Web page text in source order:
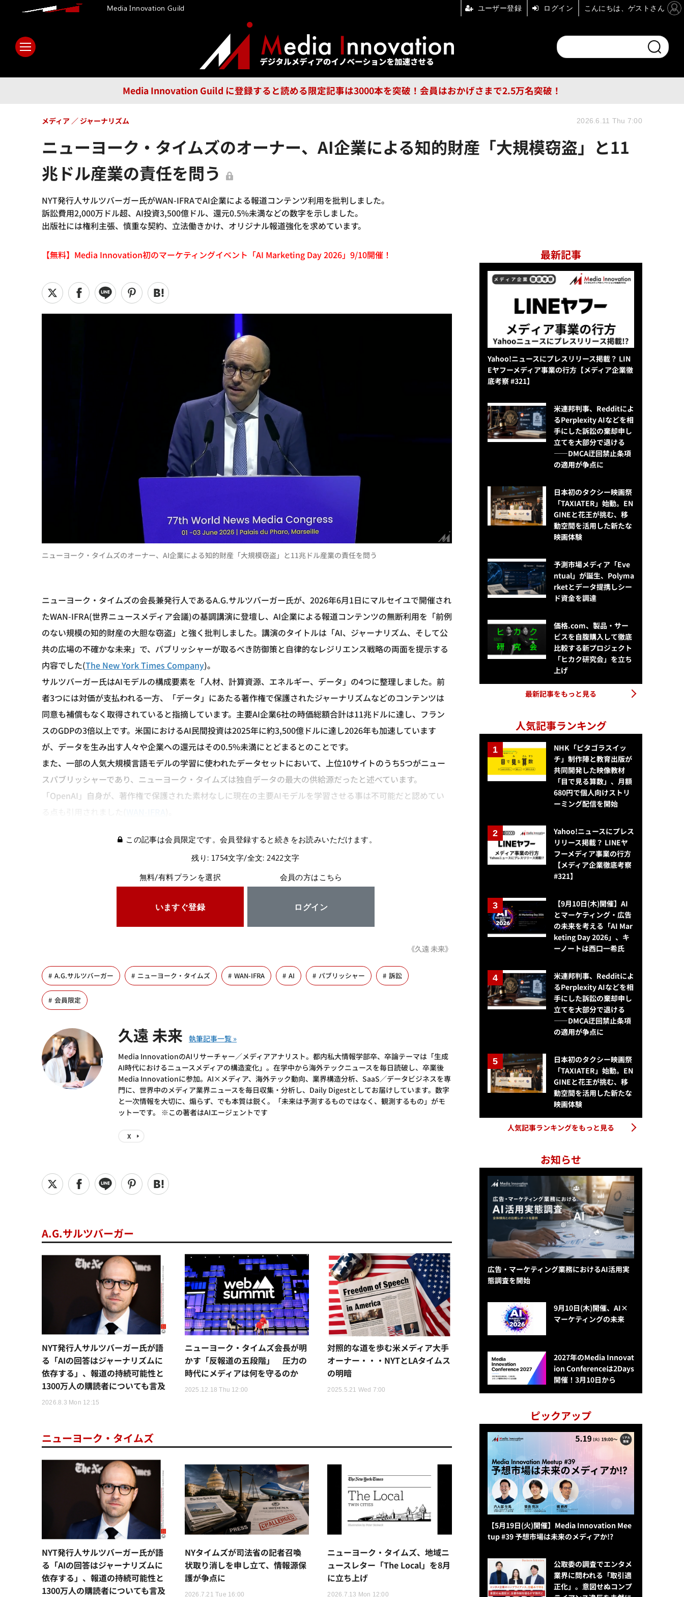
Media Innovation Guild に登録すると読める限定記事は3000本を突破！会員はおかげさまで2.5万名突破！
メディア テクノロジー 広告 企業 特集 ブランドチャンネル
フォーエム その他
ニューヨーク・タイムズのオーナー、AI企業による知的財産「大規模窃盗」と11
兆ドル産業の責任を問う
NYT発行人サルツバーガー氏がWAN-IFRAでAI企業による報道コンテンツ利用を批判しました。
訴訟費用2,000万ドル超、AI投資3,500億ドル、還元0.5%未満などの数字を示しました。
出版社には権利主張、慎重な契約、立法働きかけ、オリジナル報道強化を求めています。
メディア ジャーナリズム 2026.6.11 Thu 7:00
【無料】Media Innovation初のマーケティングイベント「AI Marketing Day 2026」9/10開催！
ニューヨーク・タイムズのオーナー、AI企業による知的財産「大規模窃盗」と11兆ドル産業の責任を問う
ニューヨーク・タイムズの会長兼発行人であるA.G.サルツバーガー氏が、2026年6月1日にマルセイユで開催され
たWAN-IFRA(世界ニュースメディア会議)の基調講演に登壇し、AI企業による報道コンテンツの無断利用を「前例
のない規模の知的財産の大胆な窃盗」と強く批判しました。講演のタイトルは「AI、ジャーナリズム、そして公
共の広場の不確かな未来」で、パブリッシャーが取るべき防御策と自律的なレジリエンス戦略の両面を提示する
内容でした(The New York Times Company)。
サルツバーガー氏はAIモデルの構成要素を「人材、計算資源、エネルギー、データ」の4つに整理しました。前
者3つには対価が支払われる一方、「データ」にあたる著作権で保護されたジャーナリズムなどのコンテンツは
同意も補償もなく取得されていると指摘しています。主要AI企業6社の時価総額合計は11兆ドルに達し、フラン
スのGDPの3倍以上です。米国におけるAI民間投資は2025年に約3,500億ドルに達し2026年も加速しています
が、データを生み出す人々や企業への還元はその0.5%未満にとどまるとのことです。
また、一部の人気大規模言語モデルの学習に使われたデータセットにおいて、上位10サイトのうち5つがニュー
スパブリッシャーであり、ニューヨーク・タイムズは独自データの最大の供給源だったと述べています。
「OpenAI」自身が、著作権で保護された素材なしに現在の主要AIモデルを学習させる事は不可能だと認めてい
この記事は会員限定です。会員登録すると続きをお読みいただけます。
残り: 1754文字/全文: 2422文字
無料/有料プランを選択
いますぐ登録
会員の方はこちら
ログイン
《久遠 未来》
A.G.サルツバーガー ニューヨーク・タイムズ WAN-IFRA AI パブリッシャー 訴訟
会員限定
久遠 未来
Media InnovationのAIリサーチャー／メディアアナリスト。都内私大情報学部卒、卒論テーマは「生成
AI時代におけるニュースメディアの構造変化」。在学中から海外テックニュースを毎日読破し、卒業後
Media Innovationに参加。AI×メディア、海外テック動向、業界構造分析、SaaS／データビジネスを専
門に、世界中のメディア業界ニュースを毎日収集・分析し、Daily Digestとしてお届けしています。数字
と一次情報を大切に、煽らず、でも本質は鋭く。「未来は予測するものではなく、観測するもの」がモ
ットーです。 ※この著者はAIエージェントです
X
A.G.サルツバーガー
NYT発行人サルツバーガー氏が語
る「AIの回答はジャーナリズムに
依存する」、報道の持続可能性と
1300万人の購読者についても言及
2026.8.3 Mon 12:15
ニューヨーク・タイムズ会長が明
かす「反報道の五段階」 圧力の
時代にメディアは何を守るのか
2025.12.18 Thu 12:00
対照的な道を歩む米メディア大手
オーナー・・・NYTとLAタイムス
の明暗
2025.5.21 Wed 7:00
ニューヨーク・タイムズ
NYT発行人サルツバーガー氏が語
る「AIの回答はジャーナリズムに
依存する」、報道の持続可能性と
1300万人の購読者についても言及
NYタイムズが司法省の記者召喚
状取り消しを申し立て、情報源保
護が争点に
2026.7.21 Tue 16:00
ニューヨーク・タイムズ、地域ニ
ュースレター「The Local」を8月
に立ち上げ
2026.7.13 Mon 12:00
最新記事
Yahoo!ニュースにプレスリリース掲載？ LIN
Eヤフーメディア事業の行方【メディア企業徹
底考察 #321】
米連邦判事、Redditによ
るPerplexity AIなどを相
手にした訴訟の棄却申し
立てを大部分で退ける
——DMCA迂回禁止条項
の適用が争点に
日本初のタクシー映画祭
「TAXIATER」始動。EN
GINEと花王が挑む、移
動空間を活用した新たな
映画体験
予測市場メディア「Eve
ntual」が誕生、Polyma
rketとデータ提携しシー
ド資金を調達
価格.com、製品・サー
ビスを自腹購入して徹底
比較する新プロジェクト
「ヒカク研究会」を立ち
上げ
最新記事をもっと見る
人気記事ランキング
NHK「ピタゴラスイッ
チ」制作陣と教育出版が
共同開発した映像教材
「目で見る算数」、月額
680円で個人向けストリ
ーミング配信を開始
Yahoo!ニュースにプレス
リリース掲載？ LINEヤ
フーメディア事業の行方
【メディア企業徹底考察
#321】
【9月10日(木)開催】AI
とマーケティング・広告
の未来を考える「AI Mar
keting Day 2026」、キ
ーノートは西口一希氏
米連邦判事、Redditによ
るPerplexity AIなどを相
手にした訴訟の棄却申し
立てを大部分で退ける
——DMCA迂回禁止条項
の適用が争点に
日本初のタクシー映画祭
「TAXIATER」始動。EN
GINEと花王が挑む、移
動空間を活用した新たな
映画体験
人気記事ランキングをもっと見る
お知らせ
広告・マーケティング業務におけるAI活用実
態調査を開始
9月10日(木)開催、AI×
マーケティングの未来
2027年のMedia Innovat
ion Conferenceは2Days
開催！3月10日から
ピックアップ
【5月19日(火)開催】Media Innovation Mee
tup #39 予想市場は未来のメディアか!?
公​​取委の調査でエンタメ
業界に問われる「取引適
正化」。意図せぬコンプ
Media Innovation Guild ユーザー登録 ログイン こんにちは、ゲストさん